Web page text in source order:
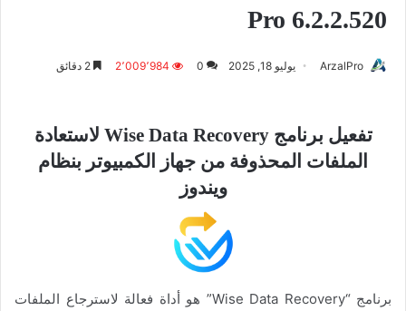
Pro 6.2.2.520
ArzalPro يوليو 18, 2025 0 2٬009٬984
تفعيل برنامج Wise Data Recovery لاستعادة
الملفات المحذوفة من جهاز الكمبيوتر بنظام
ويندوز
برنامج “Wise Data Recovery” هو أداة فعالة لاسترجاع الملفات